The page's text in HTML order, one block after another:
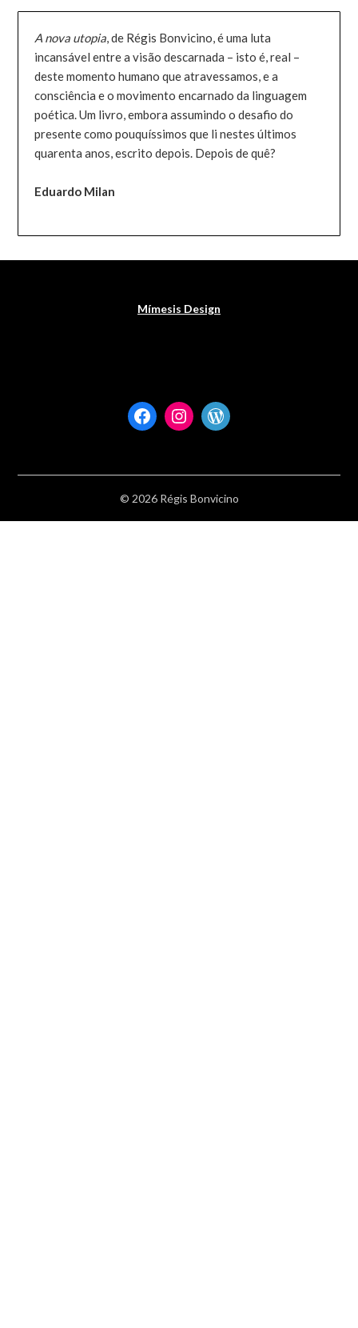
A nova utopia, de Régis Bonvicino, é uma luta
incansável entre a visão descarnada – isto é, real –
deste momento humano que atravessamos, e a
consciência e o movimento encarnado da linguagem
poética. Um livro, embora assumindo o desafio do
presente como pouquíssimos que li nestes últimos
quarenta anos, escrito depois. Depois de quê?
Eduardo Milan
Mímesis Design
Facebook
InstagramWordPress
© 2026 Régis Bonvicino